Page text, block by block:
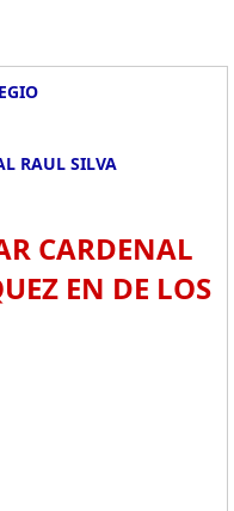
RAUL SILVA
CARDENAL
EN DE LOS